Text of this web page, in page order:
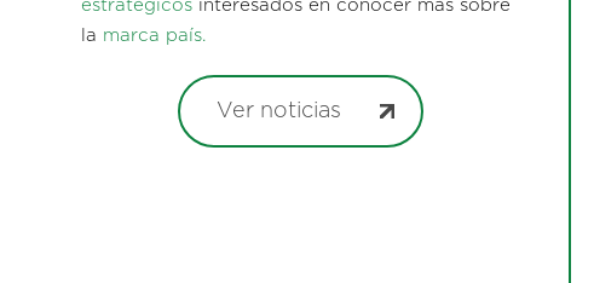
estratégicos interesados en conocer más sobre
la marca país.
Ver noticias